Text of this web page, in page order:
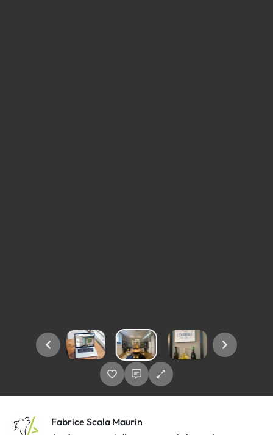
Fabrice Scala Maurin